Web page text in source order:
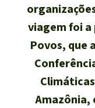
English
viagem foi a
Povos, que
Amazônia,